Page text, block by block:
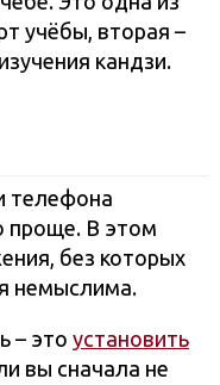
учёбы, вторая –
кандзи.
телефона
проще. В этом
без которых
немыслима.
– это установить
вы сначала не